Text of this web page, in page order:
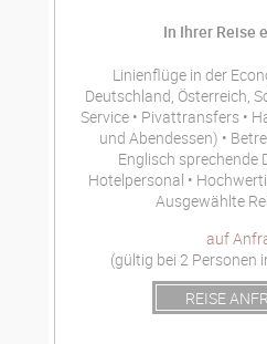
In Ihrer Reise
Linienflüge in der
Deutschland, Österreich,
Service
Pivattransfers
und Abendessen)
Englisch sprechende
Hotelpersonal
Ausgewählte
auf
(gültig bei 2 Personen
REISE